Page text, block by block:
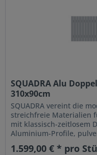
SQUADRA Alu
310x90cm
SQUADRA vereint die
streichfreie Materialien
mit klassisch-zeitlosem
Aluminium-Profile,
1.599,00 € * pro